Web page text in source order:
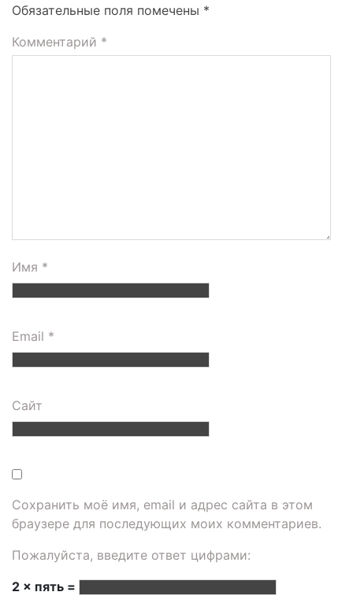
Обязательные поля помечены *
Комментарий *
Имя *
Email *
Сайт
Сохранить моё имя, email и адрес сайта в этом
браузере для последующих моих комментариев.
Пожалуйста, введите ответ цифрами:
2 × пять =